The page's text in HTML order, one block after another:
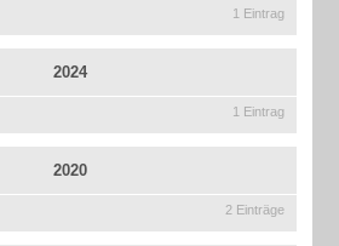
1 Eintrag
2024
1 Eintrag
2020
2 Einträge